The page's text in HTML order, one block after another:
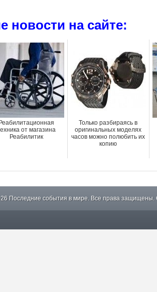
новости на сайте:
Реабилитационная
от магазина
Реабилитик
Только разбираясь в
оригинальных моделях
часов можно полюбить их
копию
Последние события в мире. Все права защищены.